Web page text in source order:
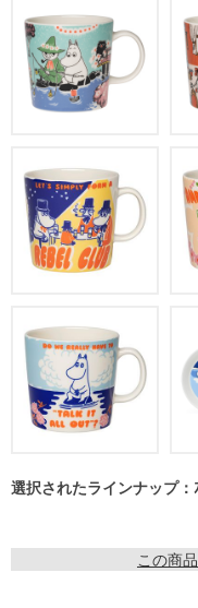
選択されたラインナップ：
この商